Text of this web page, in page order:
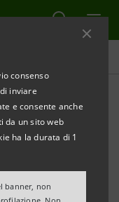
consenso
inviare
e consente anche
da un sito web
ha la durata di 1
banner, non